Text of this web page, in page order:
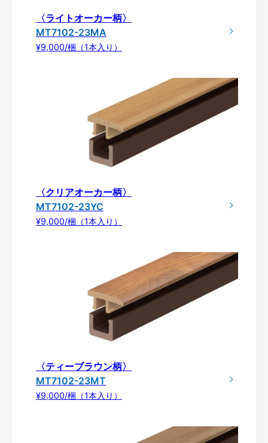
〈ライトオーカー柄〉
MT7102-23MA
¥9,000/梱（1本入り）
〈クリアオーカー柄〉
MT7102-23YC
¥9,000/梱（1本入り）
〈ティーブラウン柄〉
MT7102-23MT
¥9,000/梱（1本入り）